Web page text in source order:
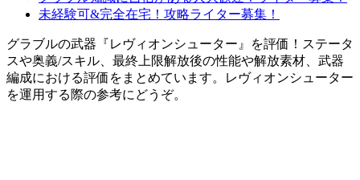
未経験可&完全在宅！攻略ライター募集！
グラブルの武器『レヴィオンシューター』を評価！ステータ
スや奥義/スキル、最終上限解放後の性能や解放素材、武器
編成における評価をまとめています。レヴィオンシューター
を運用する際の参考にどうぞ。